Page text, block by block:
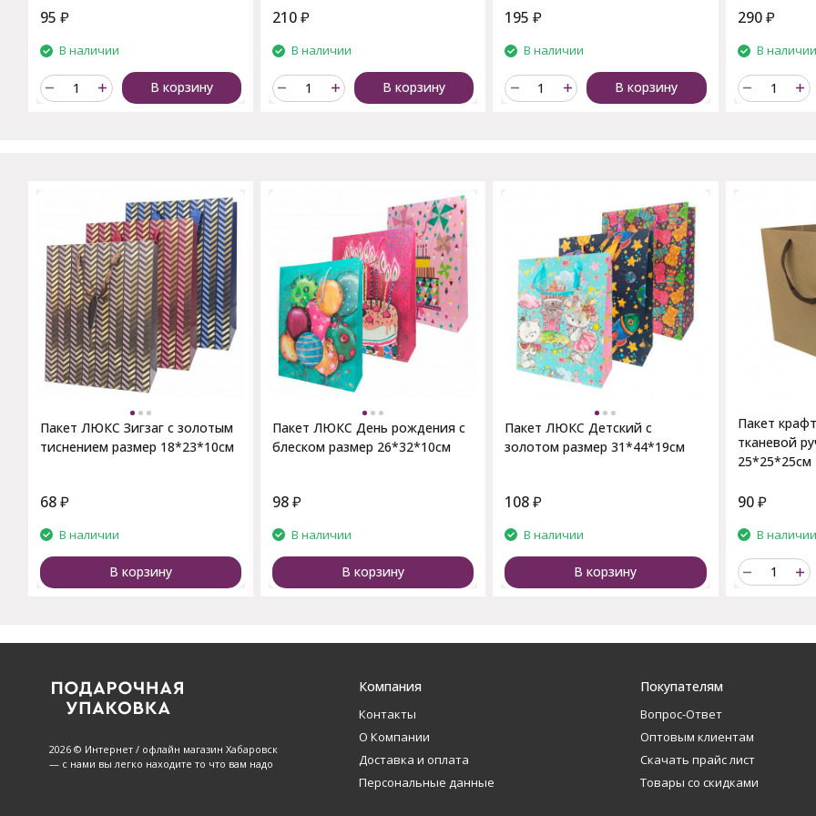
95 ₽
В наличии
В корзину
210₽
В наличии
В корзину
195 ₽
В наличии
В корзину
290₽
В наличии
Пакет ЛЮКС Зигзаг с золотым
тиснением размер 18*23*10см
68 ₽
В наличии
В корзину
Пакет ЛЮКС День рождения с
блеском размер 26*32*10см
98₽
В наличии
В корзину
Пакет ЛЮКС Детский с
золотом размер 31*44*19см
108₽
В наличии
В корзину
Пакет
тканевой
25*25*25см
90₽
В наличии
2026 © Интернет / офлайн магазин Хабаровск
— с нами вы легко находите то что вам надо
Компания
Контакты
О Компании
Доставка и оплата
Персональные данные
Покупателям
Вопрос-Ответ
Оптовым клиентам
Скачать прайс лист
Товары со скидками